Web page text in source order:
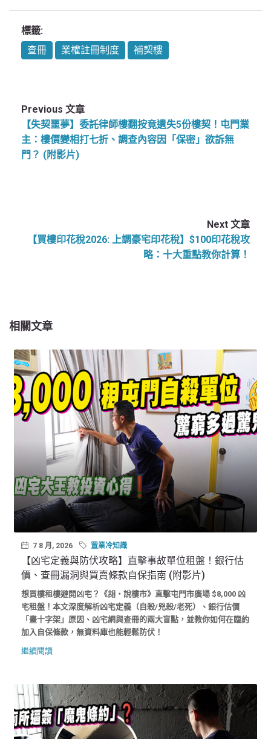
標籤:
查冊
業權註冊制度 補契樓
Previous 文章
【失契噩夢】委託律師樓翻按竟遺失5份樓契！屯門業
主：樓價變相打七折、調查內容因「保密」欲訴無
門？ (附影片)
Next 文章
【買樓印花稅2026: 上調豪宅印花稅】$100印花稅攻
略：十大重點教你計算！
相關文章
7 8 月, 2026 置業冷知識
【凶宅定義與防伏攻略】直擊事故單位租盤！銀行估
價、查冊漏洞與買賣條款自保指南 (附影片)
想買樓租樓避開凶宅？《胡‧說樓市》直擊屯門市廣場 $8,000 凶
宅租盤！本文深度解析凶宅定義（自殺/兇殺/老死）、銀行估價
「畫十字架」原因、凶宅網與查冊的兩大盲點，並教你如何在臨約
加入自保條款，無資料庫也能輕鬆防伏！
繼續閱讀